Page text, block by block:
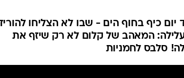
יום כיף בחוף הים - שבו לא הצליחו
המאהב של קלום לא רק שיזף את
סלבס לחמניות